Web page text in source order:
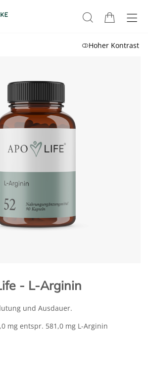
Hoher Kontrast
- L-Arginin
und Ausdauer.
mg entspr. 581,0 mg L-Arginin